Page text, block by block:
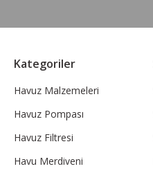
Kategoriler
Havuz Malzemeleri
Havuz Pompası
Havuz Filtresi
Havu Merdiveni